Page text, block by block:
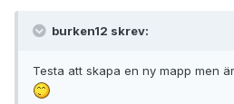
burken12 skrev:
Testa att skapa en ny mapp men